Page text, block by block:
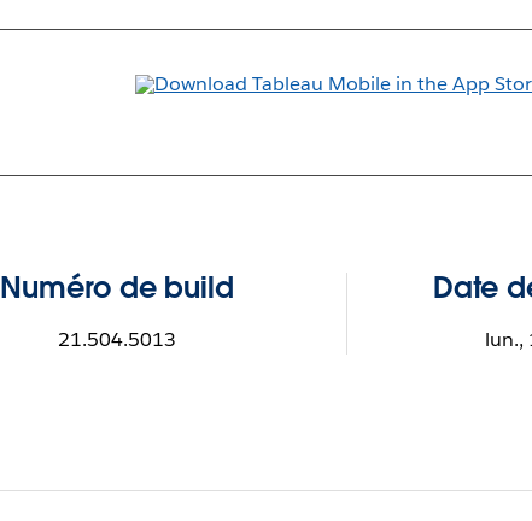
Numéro de build
21.504.5013
Date
lun.,